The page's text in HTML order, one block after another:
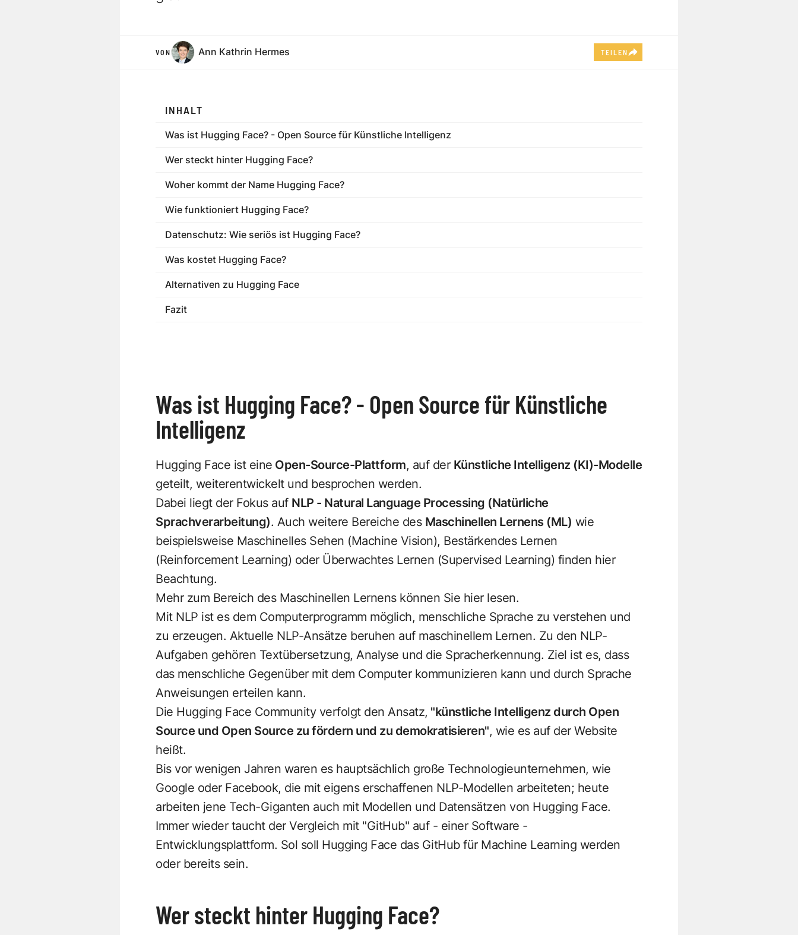
VON Ann Kathrin Hermes TEILEN
INHALT
Was ist Hugging Face? - Open Source für Künstliche Intelligenz
Wer steckt hinter Hugging Face?
Woher kommt der Name Hugging Face?
Wie funktioniert Hugging Face?
Datenschutz: Wie seriös ist Hugging Face?
Was kostet Hugging Face?
Alternativen zu Hugging Face
Fazit
Was ist Hugging Face? - Open Source für Künstliche
Intelligenz
Hugging Face ist eine Open-Source-Plattform, auf der Künstliche Intelligenz(KI)-Modelle
geteilt, weiterentwickelt und besprochen werden.
Dabei liegt der Fokus auf NLP - Natural Language Processing (Natürliche
Sprachverarbeitung). Auch weitere Bereiche des Maschinellen Lernens (ML) wie
beispielsweise Maschinelles Sehen (Machine Vision), Bestärkendes Lernen
(Reinforcement Learning) oder Überwachtes Lernen (Supervised Learning) finden hier
Beachtung.
Mehr zum Bereich des Maschinellen Lernens können Sie hier lesen.
Mit NLP ist es dem Computerprogramm möglich, menschliche Sprache zu verstehen und
zu erzeugen. Aktuelle NLP-Ansätze beruhen auf maschinellem Lernen. Zu den NLP-
Aufgaben gehören Textübersetzung, Analyse und die Spracherkennung. Ziel ist es, dass
das menschliche Gegenüber mit dem Computer kommunizieren kann und durch Sprache
Anweisungen erteilen kann.
Die Hugging Face Community verfolgt den Ansatz, "künstliche Intelligenz durch Open
Source und Open Source zu fördern und zu demokratisieren", wie es auf der Website
heißt.
Bis vor wenigen Jahren waren es hauptsächlich große Technologieunternehmen, wie
Google oder Facebook, die mit eigens erschaffenen NLP-Modellen arbeiteten; heute
arbeiten jene Tech-Giganten auch mit Modellen und Datensätzen von Hugging Face.
Immer wieder taucht der Vergleich mit "GitHub" auf - einer Software -
Entwicklungsplattform. Sol soll Hugging Face das GitHub für Machine Learning werden
oder bereits sein.
Wer steckt hinter Hugging Face?